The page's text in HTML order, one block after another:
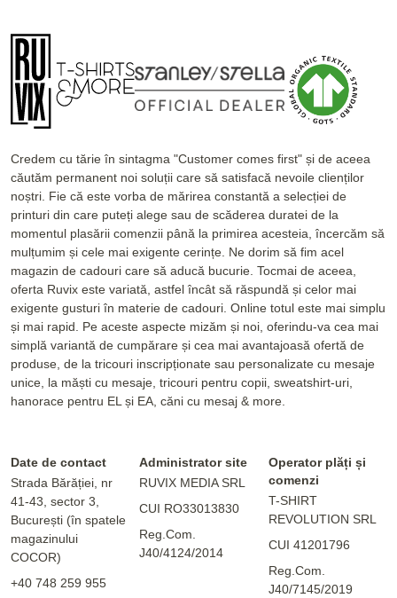
Credem cu tărie în sintagma "Customer comes first" și de aceea
căutăm permanent noi soluții care să satisfacă nevoile clienților
noștri. Fie că este vorba de mărirea constantă a selecției de
printuri din care puteți alege sau de scăderea duratei de la
momentul plasării comenzii până la primirea acesteia, încercăm să
mulțumim și cele mai exigente cerințe. Ne dorim să fim acel
magazin de cadouri care să aducă bucurie. Tocmai de aceea,
oferta Ruvix este variată, astfel încât să răspundă și celor mai
exigente gusturi în materie de cadouri. Online totul este mai simplu
și mai rapid. Pe aceste aspecte mizăm și noi, oferindu-va cea mai
simplă variantă de cumpărare și cea mai avantajoasă ofertă de
produse, de la tricouri inscripționate sau personalizate cu mesaje
unice, la măști cu mesaje, tricouri pentru copii, sweatshirt-uri,
hanorace pentru EL și EA, căni cu mesaj & more.
Date de contact
Strada Bărăției, nr
41-43, sector 3,
București (în spatele
magazinului
COCOR)
+40 748 259 955
Administrator site
RUVIX MEDIA SRL
CUI RO33013830
Reg.Com.
J40/4124/2014
Operator plăți și
comenzi
T-SHIRT
REVOLUTION SRL
CUI 41201796
Reg.Com.
J40/7145/2019